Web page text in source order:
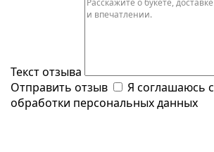
Текст отзыва
Отправить отзыв
Я соглашаюсь с
обработки персональных данных